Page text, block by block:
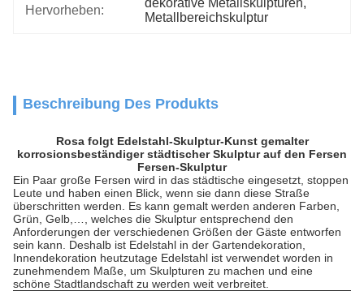
Hervorheben:
dekorative Metallskulpturen,
Metallbereichskulptur
Beschreibung Des Produkts
Rosa folgt Edelstahl-Skulptur-Kunst gemalter
korrosionsbeständiger städtischer Skulptur auf den Fersen
Fersen-Skulptur
Ein Paar große Fersen wird in das städtische eingesetzt, stoppen
Leute und haben einen Blick, wenn sie dann diese Straße
überschritten werden. Es kann gemalt werden anderen Farben,
Grün, Gelb,…, welches die Skulptur entsprechend den
Anforderungen der verschiedenen Größen der Gäste entworfen
sein kann. Deshalb ist Edelstahl in der Gartendekoration,
Innendekoration heutzutage Edelstahl ist verwendet worden in
zunehmendem Maße, um Skulpturen zu machen und eine
schöne Stadtlandschaft zu werden weit verbreitet.